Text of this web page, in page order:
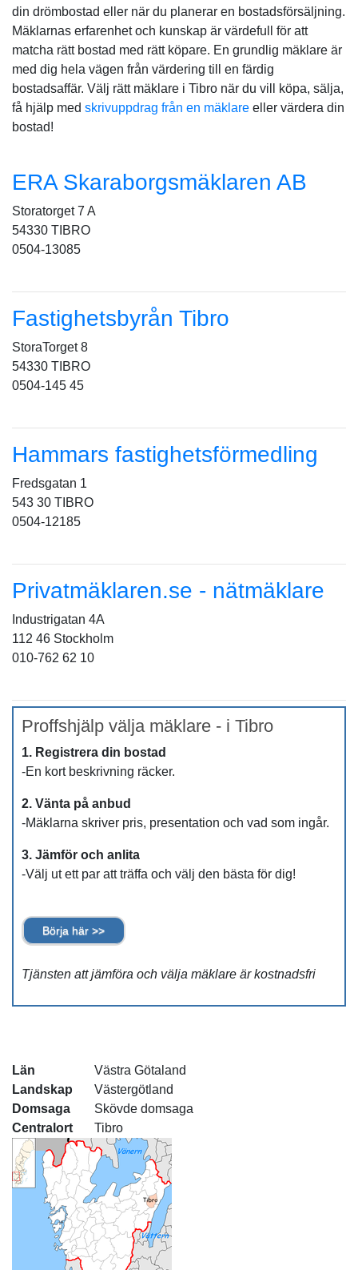
din drömbostad eller när du planerar en bostadsförsäljning.
Mäklarnas erfarenhet och kunskap är värdefull för att
matcha rätt bostad med rätt köpare. En grundlig mäklare är
med dig hela vägen från värdering till en färdig
bostadsaffär. Välj rätt mäklare i Tibro när du vill köpa, sälja,
få hjälp med skrivuppdrag från en mäklare eller värdera din
bostad!
ERA Skaraborgsmäklaren AB
Storatorget 7 A
54330 TIBRO
0504-13085
Fastighetsbyrån Tibro
StoraTorget 8
54330 TIBRO
0504-145 45
Hammars fastighetsförmedling
Fredsgatan 1
543 30 TIBRO
0504-12185
Privatmäklaren.se - nätmäklare
Industrigatan 4A
112 46 Stockholm
010-762 62 10
Proffshjälp välja mäklare - i Tibro
1. Registrera din bostad
-En kort beskrivning räcker.
2. Vänta på anbud
-Mäklarna skriver pris, presentation och vad som ingår.
3. Jämför och anlita
-Välj ut ett par att träffa och välj den bästa för dig!
Börja här >>
Tjänsten att jämföra och välja mäklare är kostnadsfri
Län
Västra Götaland
Landskap
Västergötland
Domsaga
Skövde domsaga
Centralort
Tibro